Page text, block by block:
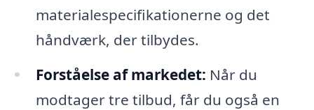
materialespecifikationerne og det
håndværk, der tilbydes.
Forståelse af markedet: Når du
modtager tre tilbud, får du også en